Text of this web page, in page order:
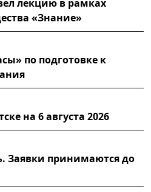
лекцию в рамках
«Знание»
по подготовке к
на 6 августа 2026
Заявки принимаются до